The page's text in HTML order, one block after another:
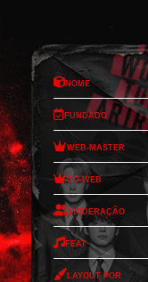
Nome
Fundado
Web-Master
Co-Web
Moderação
Feat
Layout por